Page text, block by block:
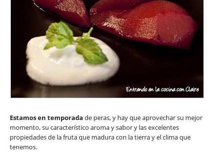
Estamos en temporada de peras, y hay que aprovechar su mejor
momento, su característico aroma y sabor y las excelentes
propiedades de la fruta que madura con la tierra y el clima que
tenemos.